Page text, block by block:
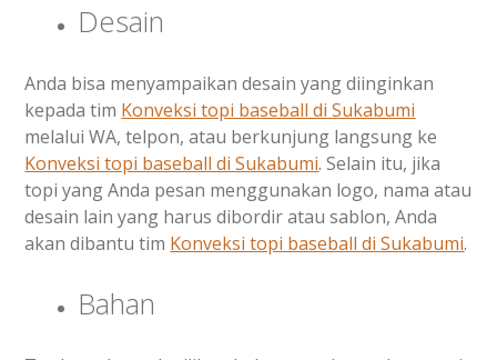
Desain
Anda bisa menyampaikan desain yang diinginkan
kepada tim Konveksi topi baseball diSukabumi
melalui WA, telpon, atau berkunjung langsung ke
Konveksi topi baseball diSukabumi. Selain itu, jika
topi yang Anda pesan menggunakan logo, nama atau
desain lain yang harus dibordir atau sablon, Anda
akan dibantu tim Konveksi topi baseball diSukabumi.
Bahan